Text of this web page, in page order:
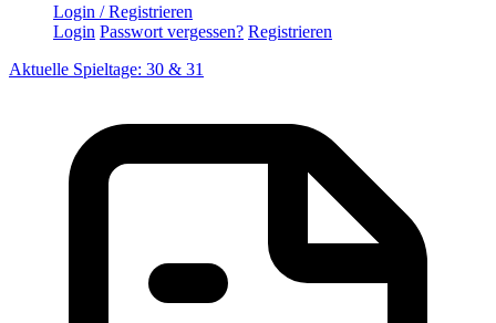
Login / Registrieren
Login Passwort vergessen? Registrieren
Aktuelle Spieltage: 30 & 31